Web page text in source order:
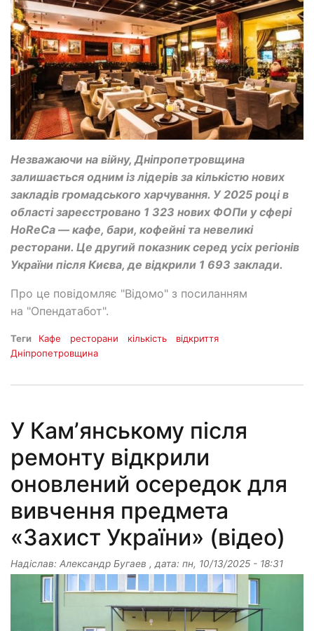
Незважаючи на війну, Дніпропетровщина
залишається одним із лідерів за кількістю нових
закладів громадського харчування. У 2025 році в
області зареєстровано 1 323 нових ФОПи у сфері
HoReCa — кафе, бари, кофейні та невеликі
ресторани. Це другий показник серед усіх регіонів
України після Києва, де відкрили 1 693 заклади.
Про це повідомляє "Відомо" з посиланням
на "Опендатабот".
Теги Кафе ресторани кількість
відкриття
Дніпропетровщина
У Камʼянському після
ремонту відкрили
оновлений осередок для
вивчення предмета
«Захист України» (відео)
Надіслав: Александр Бугаев , дата: пн, 10/13/2025 - 18:31